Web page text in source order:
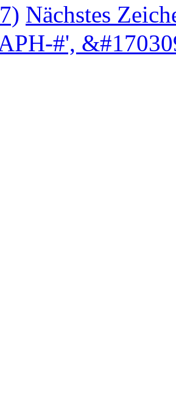
Nächstes
#',